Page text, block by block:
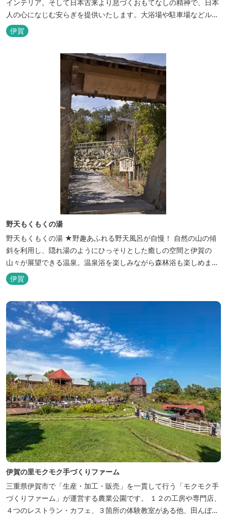
インテリア。そして日本古来より息づくおもてなしの精神で、日本
人の心になじむ安らぎを提供いたします。大浴場や駐車場などルー
トインホテルズの機能性や利便性はそのままに、穏やかな和のニュ
アンスを湛えた空間は、ビジネスにも観光にも、幅広くお役立てい
ただけるホテルです。
伊賀
野天もくもくの湯
野天もくもくの湯 ★野趣あふれる野天風呂が自慢！ 自然の山の傾
斜を利用し、隠れ湯のようにひっそりとした癒しの空間と伊賀の
山々が展望できる温泉。温泉浴を楽しみながら森林浴も楽しめま
す。一枚岩をくり貫いてつくった湯船もあり、風情ある空間が魅力
です。 ★源泉100％の野天風呂 源泉100％の野天風呂が2つあり、
38度のぬるめの湯と42度の熱めの湯があります。ぬるめの湯はじっ
くりとゆ...
伊賀
伊賀の里モクモク手づくりファーム
三重県伊賀市で「生産・加工・販売」を一貫して行う「モクモク手
づくりファーム」が運営する農業公園です。 １２の工房や専門店、
４つのレストラン・カフェ、３箇所の体験教室がある他、田んぼや